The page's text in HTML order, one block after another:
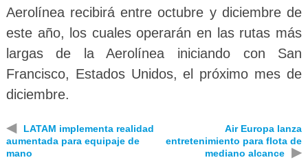
Aerolínea recibirá entre octubre y diciembre de
este año, los cuales operarán en las rutas más
largas de la Aerolínea iniciando con San
Francisco, Estados Unidos, el próximo mes de
diciembre.
◀
LATAM implementa realidad
aumentada para equipaje de
mano
Air Europa lanza
entretenimiento para flota de
mediano alcance
▶